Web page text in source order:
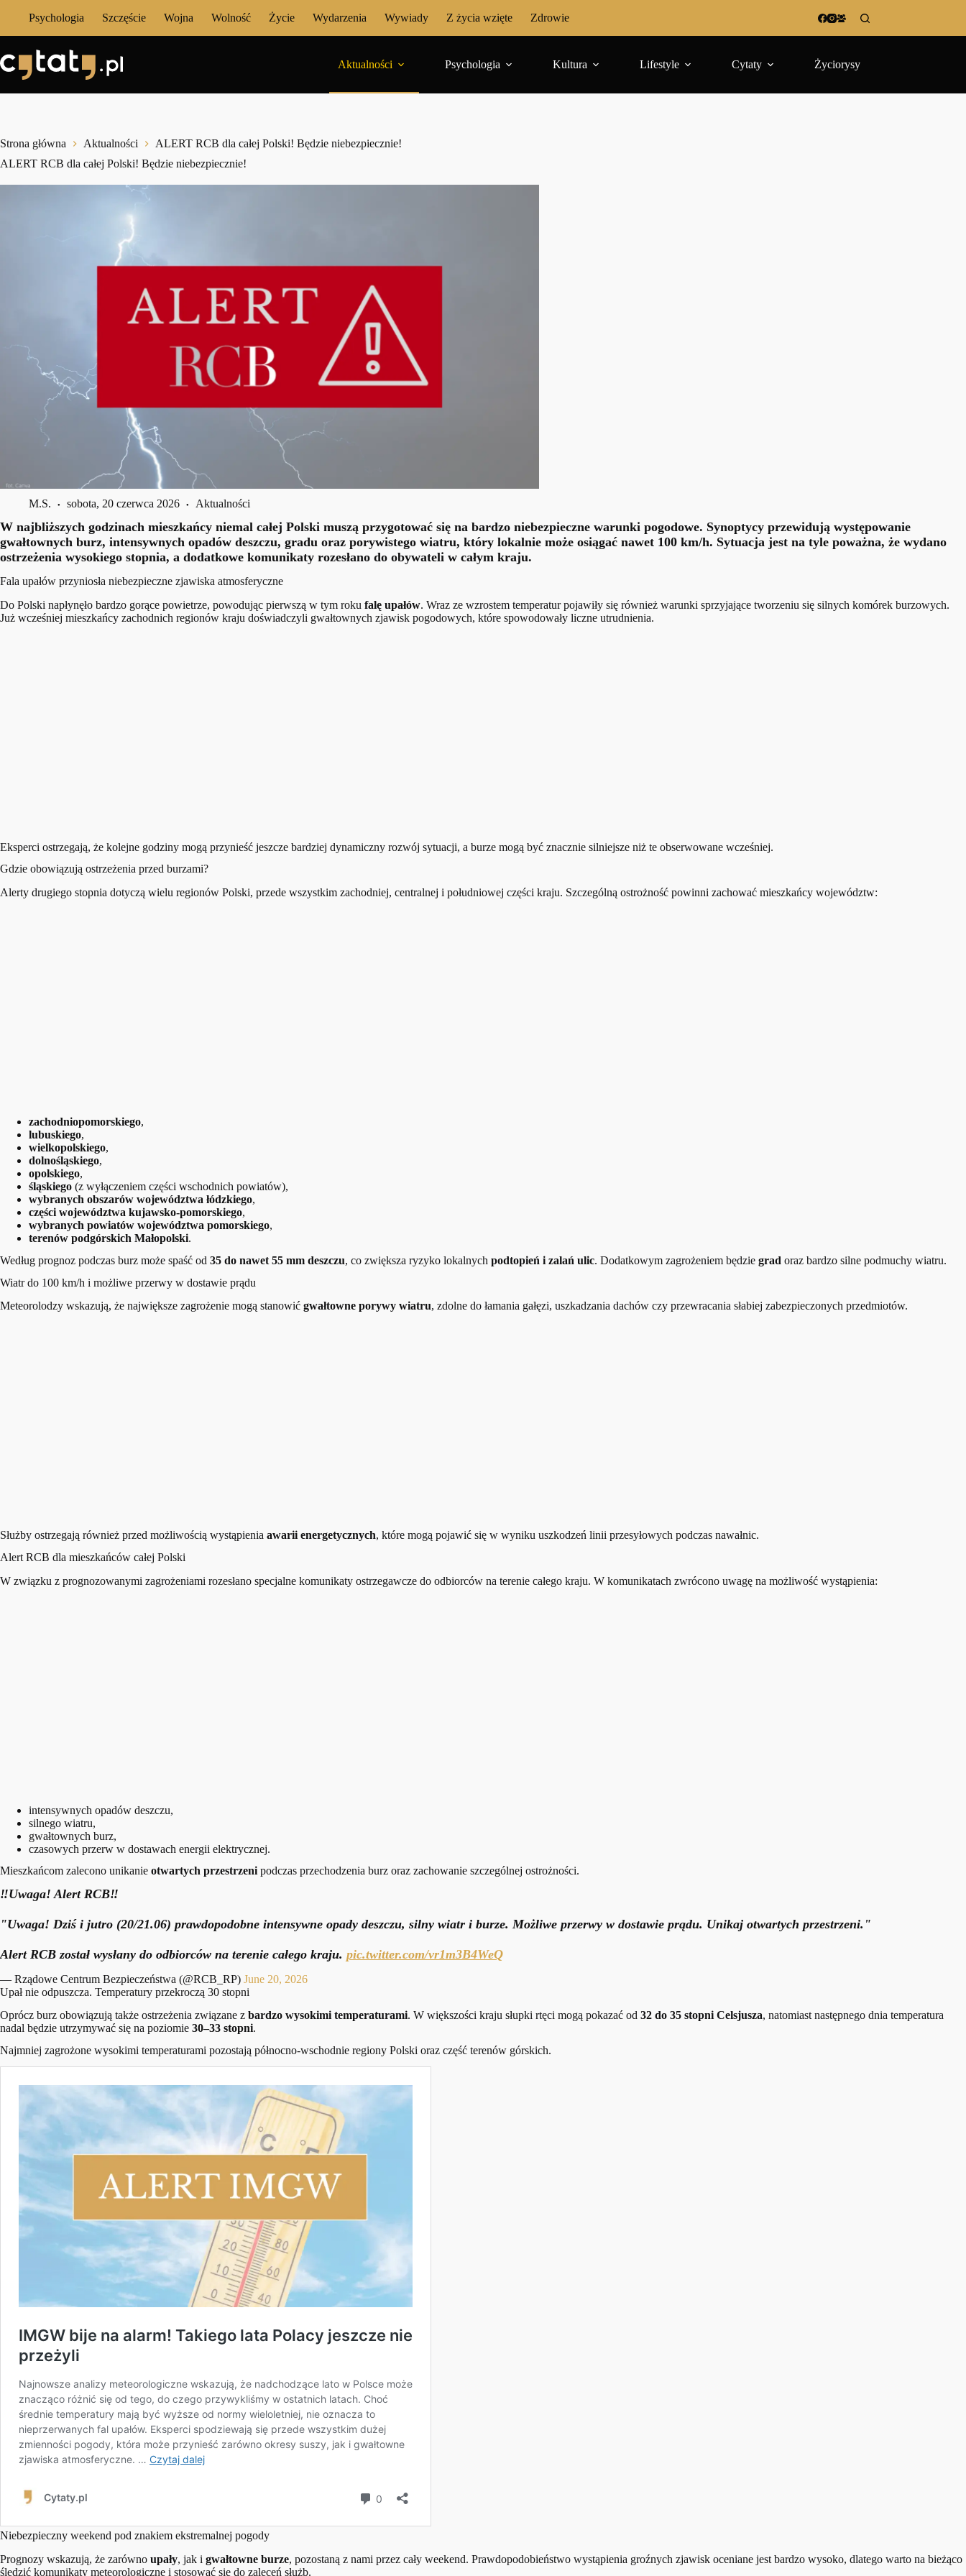
Psychologia Szczęście Wojna Wolność Życie Wydarzenia Wywiady Z życia wzięte Zdrowie
Aktualności Psychologia Kultura Lifestyle Cytaty Życiorysy
Strona główna Aktualności
ALERT RCB dla całej Polski! Będzie niebezpiecznie!
ALERT RCB dla całej Polski! Będzie niebezpiecznie!
M.S. sobota, 20 czerwca 2026 Aktualności
W najbliższych godzinach mieszkańcy niemal całej Polski muszą przygotować się na bardzo niebezpieczne warunki pogodowe. Synoptycy przewidują występowanie
gwałtownych burz, intensywnych opadów deszczu, gradu oraz porywistego wiatru, który lokalnie może osiągać nawet 100 km/h. Sytuacja jest na tyle poważna, że wydano
ostrzeżenia wysokiego stopnia, a dodatkowe komunikaty rozesłano do obywateli w całym kraju.
Fala upałów przyniosła niebezpieczne zjawiska atmosferyczne
Do Polski napłynęło bardzo gorące powietrze, powodując pierwszą w tym roku falę upałów. Wraz ze wzrostem temperatur pojawiły się również warunki sprzyjające tworzeniu się silnych komórek burzowych.
Już wcześniej mieszkańcy zachodnich regionów kraju doświadczyli gwałtownych zjawisk pogodowych, które spowodowały liczne utrudnienia.
Eksperci ostrzegają, że kolejne godziny mogą przynieść jeszcze bardziej dynamiczny rozwój sytuacji, a burze mogą być znacznie silniejsze niż te obserwowane wcześniej.
Gdzie obowiązują ostrzeżenia przed burzami?
Alerty drugiego stopnia dotyczą wielu regionów Polski, przede wszystkim zachodniej, centralnej i południowej części kraju. Szczególną ostrożność powinni zachować mieszkańcy województw:
zachodniopomorskiego,
lubuskiego,
wielkopolskiego,
dolnośląskiego,
opolskiego,
śląskiego (z wyłączeniem części wschodnich powiatów),
wybranych obszarów województwa łódzkiego,
części województwa kujawsko-pomorskiego,
wybranych powiatów województwa pomorskiego,
terenów podgórskich Małopolski.
Według prognoz podczas burz może spaść od 35 do nawet 55 mm deszczu, co zwiększa ryzyko lokalnych podtopień i zalań ulic. Dodatkowym zagrożeniem będzie grad oraz bardzo silne podmuchy wiatru.
Wiatr do 100 km/h i możliwe przerwy w dostawie prądu
Meteorolodzy wskazują, że największe zagrożenie mogą stanowić gwałtowne porywy wiatru, zdolne do łamania gałęzi, uszkadzania dachów czy przewracania słabiej zabezpieczonych przedmiotów.
Służby ostrzegają również przed możliwością wystąpienia awarii energetycznych, które mogą pojawić się w wyniku uszkodzeń linii przesyłowych podczas nawałnic.
Alert RCB dla mieszkańców całej Polski
W związku z prognozowanymi zagrożeniami rozesłano specjalne komunikaty ostrzegawcze do odbiorców na terenie całego kraju. W komunikatach zwrócono uwagę na możliwość wystąpienia:
intensywnych opadów deszczu,
silnego wiatru,
gwałtownych burz,
czasowych przerw w dostawach energii elektrycznej.
Mieszkańcom zalecono unikanie otwartych przestrzenipodczas przechodzenia burz oraz zachowanie szczególnej ostrożności.
‼️Uwaga! Alert RCB‼️
"Uwaga! Dziś i jutro (20/21.06) prawdopodobne intensywne opady deszczu, silny wiatr i burze. Możliwe przerwy w dostawie prądu. Unikaj otwartych przestrzeni."
Alert RCB został wysłany do odbiorców na terenie całego kraju. pic.twitter.com/vr1m3B4WeQ
— Rządowe Centrum Bezpieczeństwa (@RCB_RP) June 20, 2026
Upał nie odpuszcza. Temperatury przekroczą 30 stopni
Oprócz burz obowiązują także ostrzeżenia związane z bardzo wysokimi temperaturami. W większości kraju słupki rtęci mogą pokazać od 32 do 35 stopni Celsjusza, natomiast następnego dnia temperatura
nadal będzie utrzymywać się na poziomie 30–33 stopni.
Najmniej zagrożone wysokimi temperaturami pozostają północno-wschodnie regiony Polski oraz część terenów górskich.
Niebezpieczny weekend pod znakiem ekstremalnej pogody
Prognozy wskazują, że zarówno upały, jak i gwałtowne burze, pozostaną z nami przez cały weekend. Prawdopodobieństwo wystąpienia groźnych zjawisk oceniane jest bardzo wysoko, dlatego warto na bieżąco
śledzić komunikaty meteorologiczne i stosować się do zaleceń służb.